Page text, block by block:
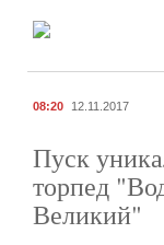
08:20 12.11.2017
Пуск
торпед
Великий"